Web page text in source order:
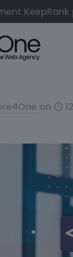
on